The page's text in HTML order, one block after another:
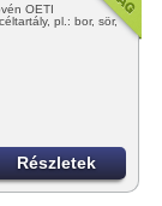
OÉTI
pl.: bor, sör,
Részletek